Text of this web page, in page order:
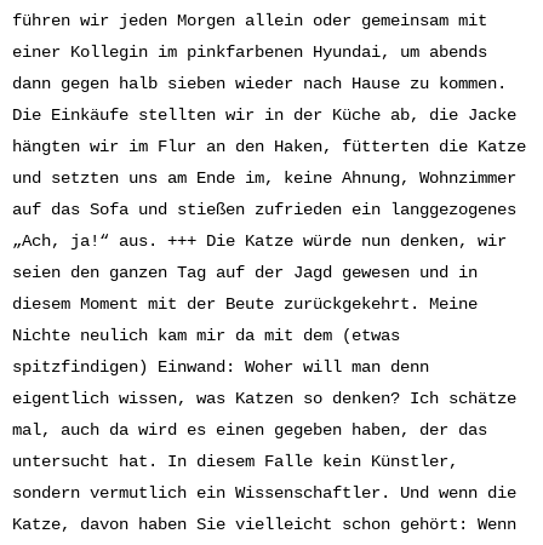
führen wir jeden Morgen allein oder gemeinsam mit
einer Kollegin im pinkfarbenen Hyundai, um abends
dann gegen halb sieben wieder nach Hause zu kommen.
Die Einkäufe stellten wir in der Küche ab, die Jacke
hängten wir im Flur an den Haken, fütterten die Katze
und setzten uns am Ende im, keine Ahnung, Wohnzimmer
auf das Sofa und stießen zufrieden ein langgezogenes
„Ach, ja!“ aus. +++ Die Katze würde nun denken, wir
seien den ganzen Tag auf der Jagd gewesen und in
diesem Moment mit der Beute zurückgekehrt. Meine
Nichte neulich kam mir da mit dem (etwas
spitzfindigen) Einwand: Woher will man denn
eigentlich wissen, was Katzen so denken? Ich schätze
mal, auch da wird es einen gegeben haben, der das
untersucht hat. In diesem Falle kein Künstler,
sondern vermutlich ein Wissenschaftler. Und wenn die
Katze, davon haben Sie vielleicht schon gehört: Wenn